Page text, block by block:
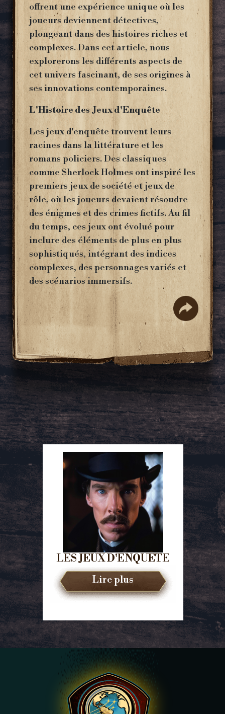
offrent une expérience unique où les
joueurs deviennent détectives,
plongeant dans des histoires riches et
complexes. Dans cet article, nous
explorerons les différents aspects de
cet univers fascinant, de ses origines à
ses innovations contemporaines.
L'Histoire des Jeux d'Enquête
Les jeux d'enquête trouvent leurs
racines dans la littérature et les
romans policiers. Des classiques
comme Sherlock Holmes ont inspiré les
premiers jeux de société et jeux de
rôle, où les joueurs devaient résoudre
des énigmes et des crimes fictifs. Au fil
du temps, ces jeux ont évolué pour
inclure des éléments de plus en plus
sophistiqués, intégrant des indices
complexes, des personnages variés et
des scénarios immersifs.
LES JEUX D'ENQUÊTE
Lire plus